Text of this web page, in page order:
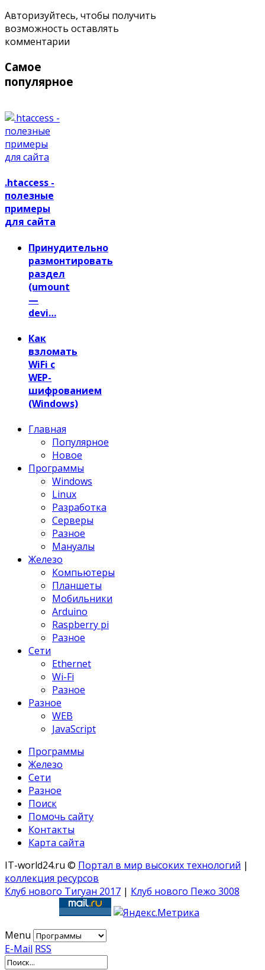
Авторизуйтесь, чтобы получить
возможность оставлять
комментарии
Самое
популярное
.htaccess -
полезные
примеры
для сайта
Принудительно
размонтировать
раздел
(umount
—
devi…
Как
взломать
WiFi с
WEP-
шифрованием
(Windows)
Главная
Популярное
Новое
Программы
Windows
Linux
Разработка
Серверы
Разное
Мануалы
Железо
Компьютеры
Планшеты
Мобильники
Arduino
Raspberry pi
Разное
Сети
Ethernet
Wi-Fi
Разное
Разное
WEB
JavaScript
Программы
Железо
Сети
Разное
Поиск
Помочь сайту
Контакты
Карта сайта
IT-world24.ru © Портал в мир высоких технологий |
коллекция ресурсов
Клуб нового Тигуан 2017 | Клуб нового Пежо 3008
Menu
E-Mail RSS